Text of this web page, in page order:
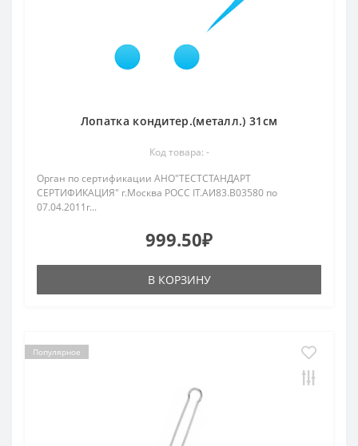
Лопатка кондитер.(металл.) 31см
Код товара: -
Орган по сертификации АНО"ТЕСТСТАНДАРТ
СЕРТИФИКАЦИЯ" г.Москва РОСС IT.АИ83.В03580 по
07.04.2011г...
999.50₽
В КОРЗИНУ
Популярное